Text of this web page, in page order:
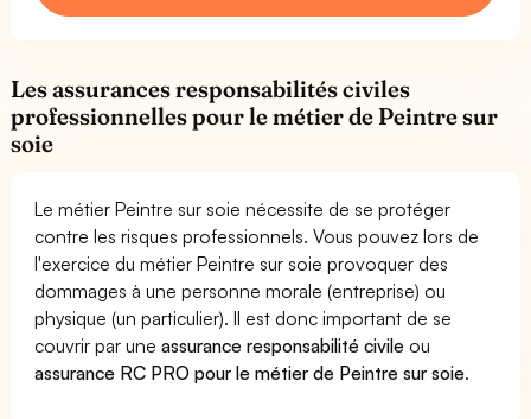
Les assurances responsabilités civiles
professionnelles pour le métier de Peintre sur
soie
Le métier Peintre sur soie nécessite de se protéger
contre les risques professionnels. Vous pouvez lors de
l'exercice du métier Peintre sur soie provoquer des
dommages à une personne morale (entreprise) ou
physique (un particulier). Il est donc important de se
couvrir par uneassurance responsabilité civile ou
assurance RC PRO pour le métier de Peintre sur soie.